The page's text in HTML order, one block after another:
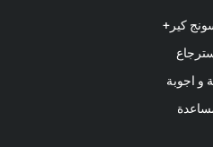
كير+
و اجوبة